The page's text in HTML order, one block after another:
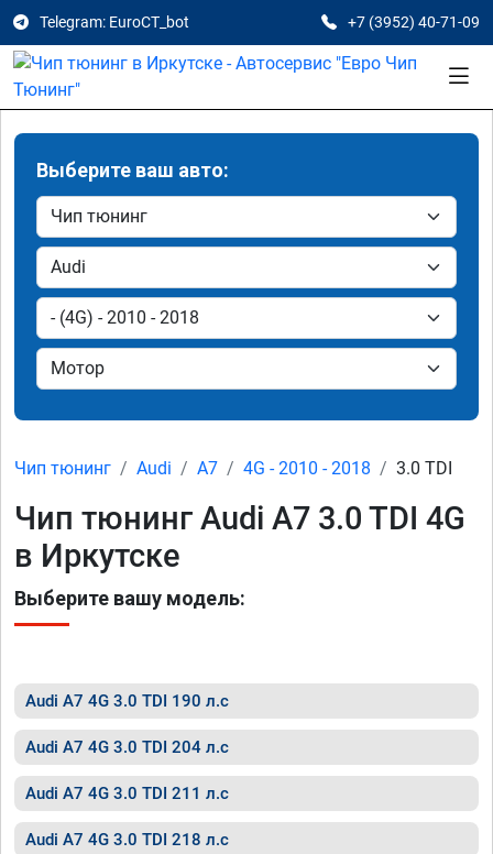
Telegram: EuroCT_bot +7 (3952) 40-71-09
Выберите ваш авто:
Чип тюнинг Audi A7 4G - 2010 - 2018 3.0 TDI
Чип тюнинг Audi A7 3.0 TDI 4G
в Иркутске
Выберите вашу модель:
Audi A7 4G 3.0 TDI 190 л.с
Audi A7 4G 3.0 TDI 204 л.с
Audi A7 4G 3.0 TDI 211 л.с
Audi A7 4G 3.0 TDI 218 л.с